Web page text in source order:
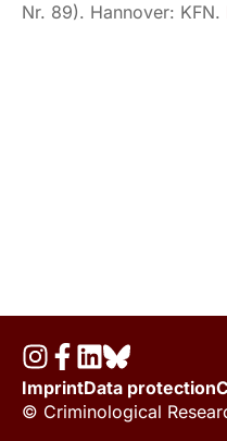
Nr. 89). Hannover: KFN.
ImprintData protection
© Criminological